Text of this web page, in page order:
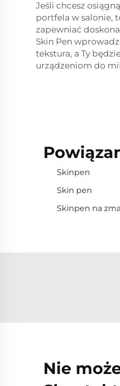
Jeśli chcesz
portfela w salonie,
zapewniać
Skin Pen
tekstura, a Ty
urządzeniom do
Skinpen
Skin pen
Skinpen na
Nie